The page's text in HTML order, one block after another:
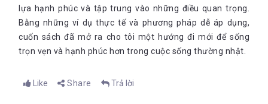
lựa hạnh phúc và tập trung vào những điều quan trọng.
Bằng những ví dụ thực tế và phương pháp dễ áp dụng,
cuốn sách đã mở ra cho tôi một hướng đi mới để sống
trọn vẹn và hạnh phúc hơn trong cuộc sống thường nhật.
Like Share Trả lời